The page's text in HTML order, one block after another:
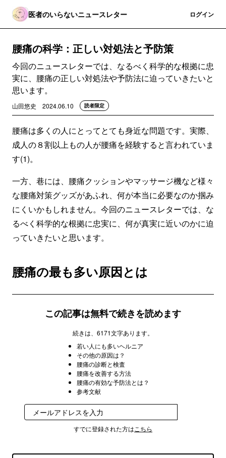
医者のいらないニュースレター ログイン
腰痛の科学：正しい対処法と予防策
今回のニュースレターでは、なるべく科学的な根拠に忠
実に、腰痛の正しい対処法や予防法に迫っていきたいと
思います。
山田悠史 2024.06.10 読者限定
腰痛は多くの人にとってとても身近な問題です。実際、
成人の８割以上もの人が腰痛を経験すると言われていま
す(1)。
一方、巷には、腰痛クッションやマッサージ機など様々
な腰痛対策グッズがあふれ、何が本当に必要なのか掴み
にくいかもしれません。今回のニュースレターでは、な
るべく科学的な根拠に忠実に、何が真実に近いのかに迫
っていきたいと思います。
腰痛の最も多い原因とは
この記事は無料で続きを読めます
続きは、6171文字あります。
若い人にも多いヘルニア
その他の原因は？
腰痛の診断と検査
腰痛を改善する方法
腰痛の有効な予防法とは？
参考文献
すでに登録された方は こちら